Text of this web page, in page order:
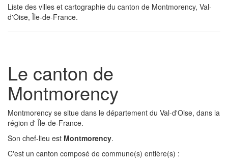
Liste des villes et cartographie du canton de Montmorency, Val-
d'Oise, Île-de-France.
Le canton de
Montmorency
Montmorency se situe dans le département du Val-d'Oise, dans la
région d' Île-de-France.
Son chef-lieu est Montmorency.
C'est un canton composé de commune(s) entière(s) :